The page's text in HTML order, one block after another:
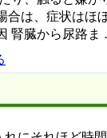
合は、症状はほ
腎臓から尿路